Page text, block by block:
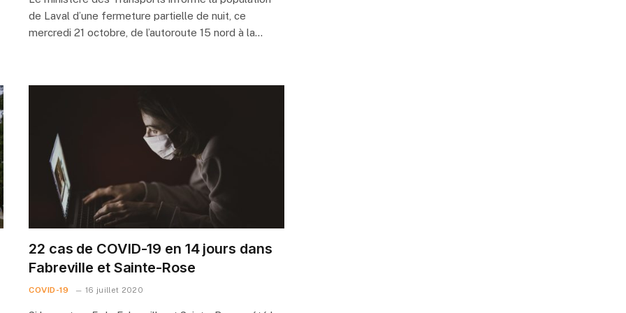
de Laval d’une fermeture partielle de nuit, ce
mercredi 21 octobre, de l’autoroute 15 nord à la…
22 cas de COVID-19 en 14 jours dans
Fabreville et Sainte-Rose
COVID-19 16 juillet 2020